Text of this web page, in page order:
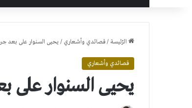
الرّئيسة /قصائدي وأشعاري / يحيى السنوار على بعد
قصائدي وأشعاري
يحيى السنوار